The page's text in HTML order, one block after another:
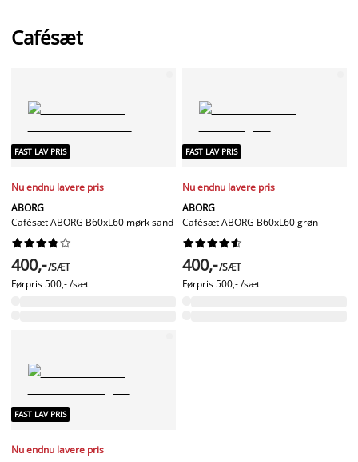
Cafésæt
FAST LAV PRIS
Nu endnu lavere pris
ABORG
Cafésæt ABORG B60xL60 mørk sand






400,-/SÆT
Førpris500,- /sæt
FAST LAV PRIS
Nu endnu lavere pris
ABORG
Cafésæt ABORG B60xL60 grøn






400,-/SÆT
Førpris500,- /sæt
FAST LAV PRIS
Nu endnu lavere pris